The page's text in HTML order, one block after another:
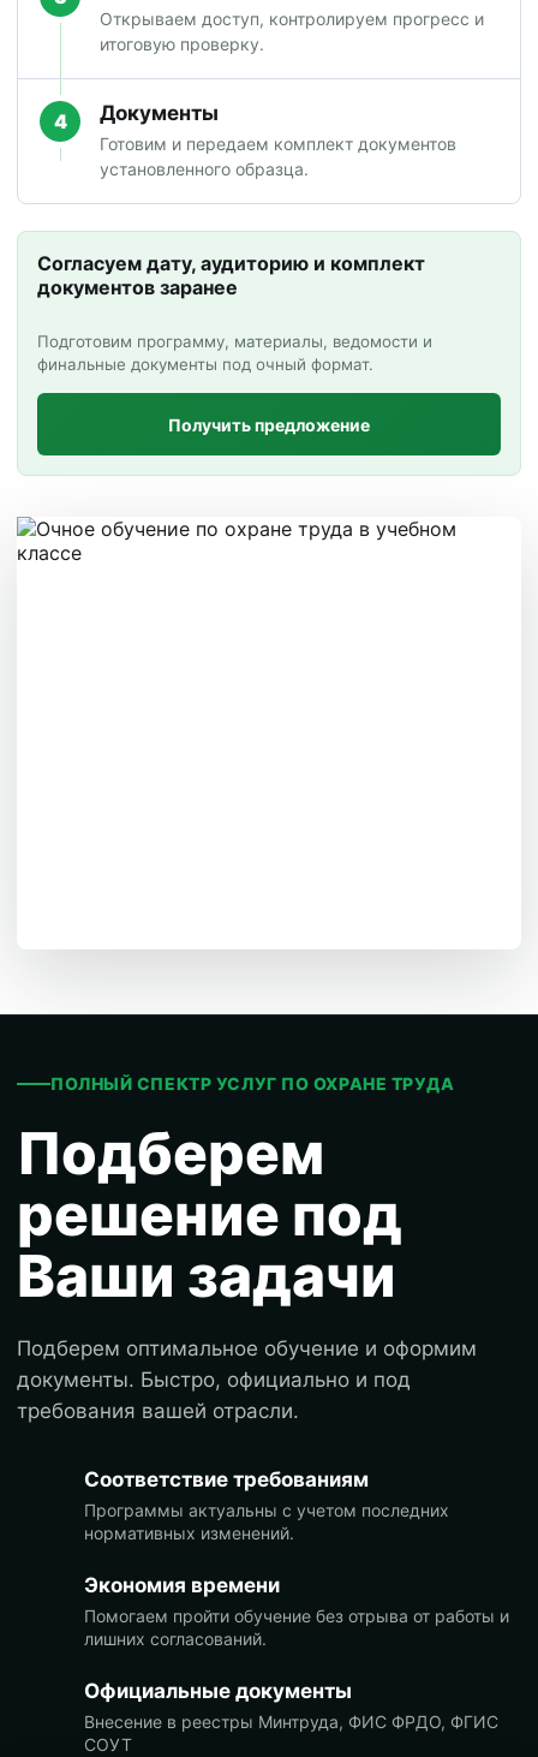
Открываем доступ, контролируем прогресс и
итоговую проверку.
4 Документы
Готовим и передаем комплект документов
установленного образца.
Согласуем дату, аудиторию и комплект
документов заранее
Подготовим программу, материалы, ведомости и
финальные документы под очный формат.
Получить предложение
ПОЛНЫЙ СПЕКТР УСЛУГ ПО ОХРАНЕ ТРУДА
Подберем
решение под
Ваши задачи
Подберем оптимальное обучение и оформим
документы. Быстро, официально и под
требования вашей отрасли.
Соответствие требованиям
Программы актуальны с учетом последних
нормативных изменений.
Экономия времени
Помогаем пройти обучение без отрыва от работы и
лишних согласований.
Официальные документы
Внесение в реестры Минтруда, ФИС ФРДО, ФГИС
СОУТ